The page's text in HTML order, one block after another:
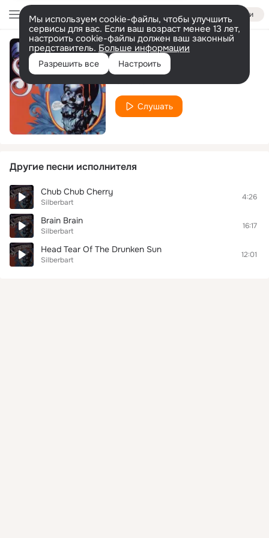
Войти
Мы используем cookie-файлы, чтобы улучшить
сервисы для вас. Если ваш возраст менее 13 лет,
настроить cookie-файлы должен ваш законный
представитель. Больше информации
Разрешить все Настроить
God
Слушать
Другие песни исполнителя
Chub Chub Cherry
Silberbart
4:26
Brain Brain
Silberbart
16:17
Head Tear Of The Drunken Sun
Silberbart
12:01